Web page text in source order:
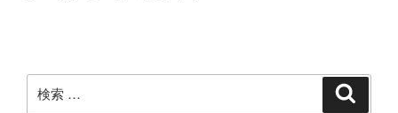
ン
索: